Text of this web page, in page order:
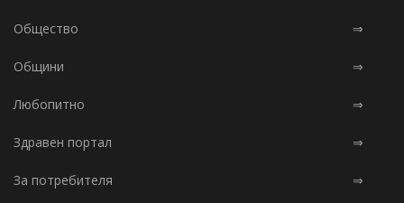
Общество ⇒
Общини ⇒
Любопитно ⇒
Здравен портал ⇒
За потребителя ⇒